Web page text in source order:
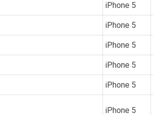
iPhone 5
iPhone 5
iPhone 5
iPhone 5
iPhone 5
iPhone 5